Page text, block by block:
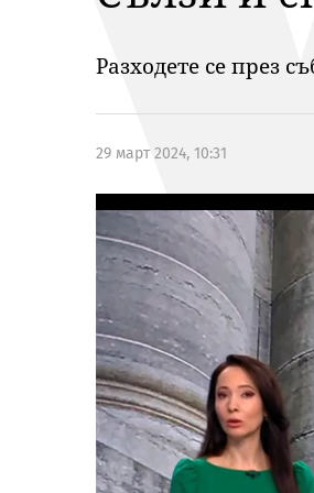
Разходете се през
29 март 2024, 10:31